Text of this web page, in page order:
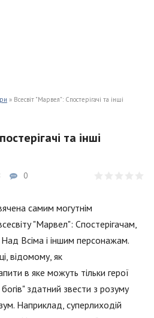
» Всесвіт "Марвел": Спостерігачі та інші
та інші
0
самим могутнім
"Марвел": Спостерігачам,
Всіма і іншим персонажам.
відомому, як
в яке можуть тільки герої
богів" здатний звести з розуму
Наприклад, суперлиходій